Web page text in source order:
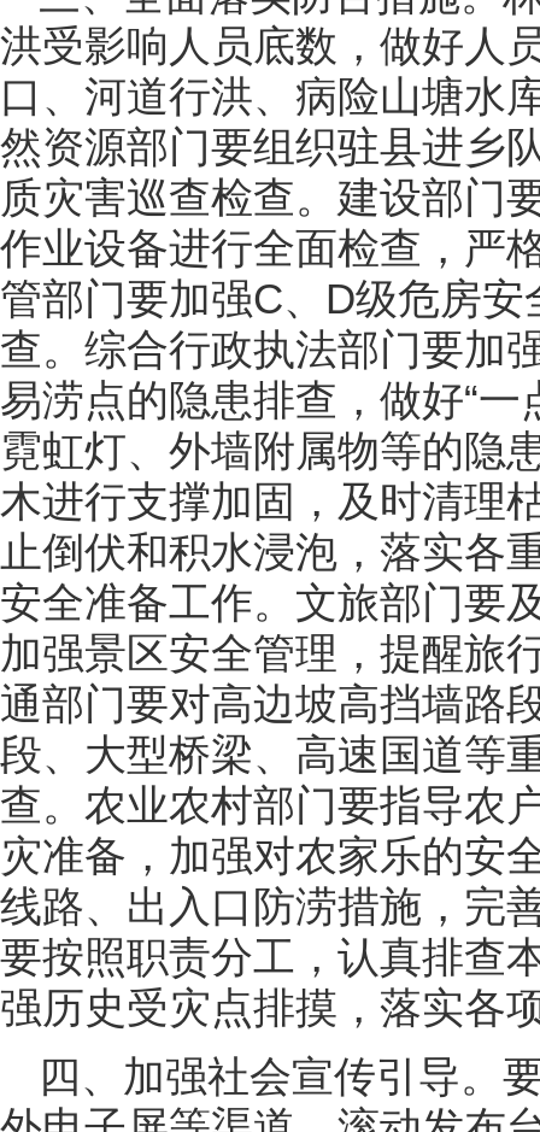
洪受影响人员底数，做好人
口、河道行洪、病险山塘水
然资源部门要组织驻县进乡
质灾害巡查检查。建设部门
作业设备进行全面检查，严
管部门要加强C、D级危房
查。综合行政执法部门要加
易涝点的隐患排查，做好“
霓虹灯、外墙附属物等的隐
木进行支撑加固，及时清理
止倒伏和积水浸泡，落实各
安全准备工作。文旅部门要
加强景区安全管理，提醒旅
通部门要对高边坡高挡墙路
段、大型桥梁、高速国道等
查。农业农村部门要指导农
灾准备，加强对农家乐的安
线路、出入口防涝措施，完
要按照职责分工，认真排查
强历史受灾点排摸，落实各
四、加强社会宣传引导。